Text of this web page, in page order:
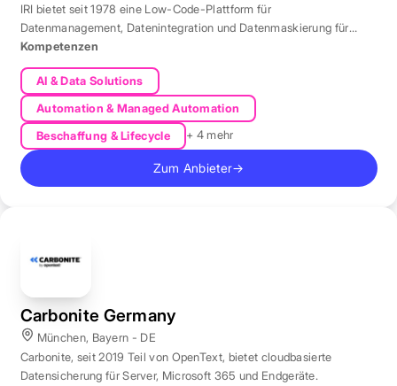
IRI bietet seit 1978 eine Low-Code-Plattform für
Datenmanagement, Datenintegration und Datenmaskierung für
produktive Datenbestände weltweit.
Kompetenzen
AI & Data Solutions
Automation & Managed Automation
Beschaffung & Lifecycle
+ 4 mehr
Zum Anbieter→
Carbonite Germany
München, Bayern - DE
Carbonite, seit 2019 Teil von OpenText, bietet cloudbasierte
Datensicherung für Server, Microsoft 365 und Endgeräte.